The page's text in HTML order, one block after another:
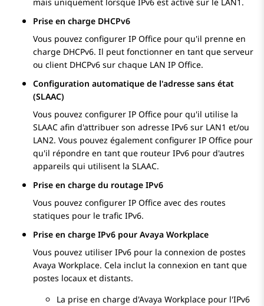
Prise en charge DHCPv6
Vous pouvez configurer IP Office pour qu'il prenne en
charge DHCPv6. Il peut fonctionner en tant que serveur
ou client DHCPv6 sur chaque LAN IP Office.
Configuration automatique de l'adresse sans état
(SLAAC)
Vous pouvez configurer IP Office pour qu'il utilise la
SLAAC afin d'attribuer son adresse IPv6 sur LAN1 et/ou
LAN2. Vous pouvez également configurer IP Office pour
qu'il répondre en tant que routeur IPv6 pour d'autres
appareils qui utilisent la SLAAC.
Prise en charge du routage IPv6
Vous pouvez configurer IP Office avec des routes
statiques pour le trafic IPv6.
Prise en charge IPv6 pour Avaya Workplace
Vous pouvez utiliser IPv6 pour la connexion de postes
Avaya Workplace. Cela inclut la connexion en tant que
postes locaux et distants.
La prise en charge d'Avaya Workplace pour l'IPv6